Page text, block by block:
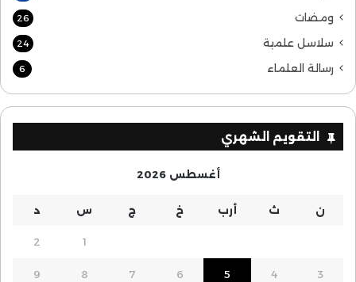
ومضات 26
سلاسل علمية 24
رسالة العلماء 6
التقويم الشهري
أغسطس 2026
ن ث أرب خ ج س د
1
2
3
4
5
6
7
8
9